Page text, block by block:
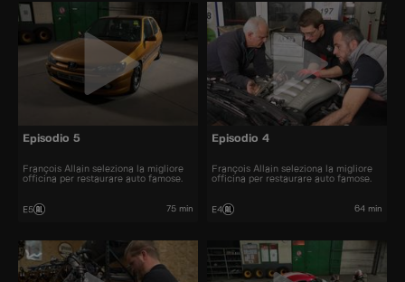
Episodio 5
François Allain seleziona la migliore
officina per restaurare auto famose.
E5 75 min
Episodio 4
François Allain seleziona la migliore
officina per restaurare auto famose.
E4 64 min